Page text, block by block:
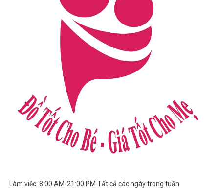
Làm việc: 8:00 AM-21:00 PM Tất cả các ngày trong tuần